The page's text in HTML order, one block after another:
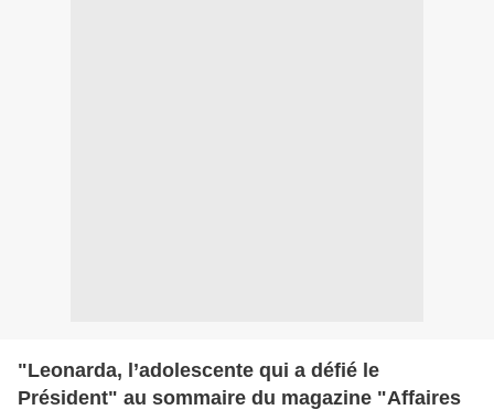
"Leonarda, l’adolescente qui a défié le
Président" au sommaire du magazine "Affaires